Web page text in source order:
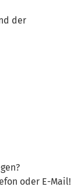
der
oder E-Mail!